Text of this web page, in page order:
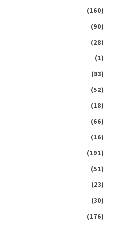
(160)
(90)
(28)
(1)
(83)
(52)
(18)
(66)
(16)
(191)
(51)
(23)
(30)
(176)